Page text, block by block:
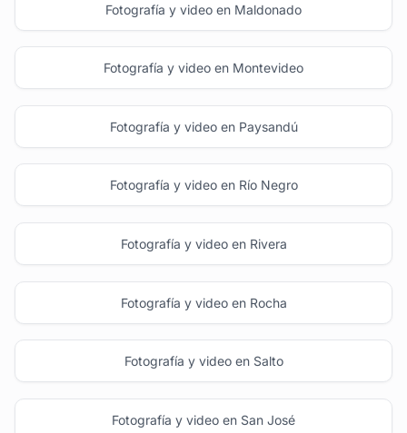
Fotografía y video en Maldonado
Fotografía y video en Montevideo
Fotografía y video en Paysandú
Fotografía y video en Río Negro
Fotografía y video en Rivera
Fotografía y video en Rocha
Fotografía y video en Salto
Fotografía y video en San José